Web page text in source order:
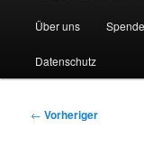
Über uns
Datenschutz
Beitragsnavigation
← Vorheriger